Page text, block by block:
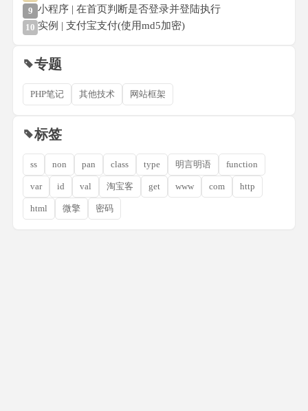
9 小程序 | 在首页判断是否登录并登陆执行
10 实例 | 支付宝支付(使用md5加密)
专题
PHP笔记 其他技术 网站框架
标签
ss non pan class type 明言明语 function
var id val 淘宝客 get www com http
html 微擎 密码